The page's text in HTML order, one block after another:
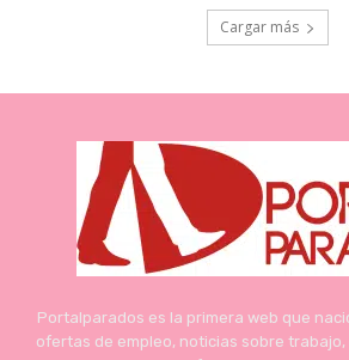
Cargar más
Portalparados es la primera web que
ofertas de empleo, noticias sobre